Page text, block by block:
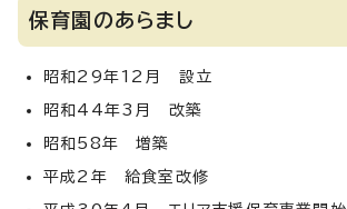
保育園のあらまし
昭和29年12月 設立
昭和44年3月 改築
昭和58年 増築
平成2年 給食室改修